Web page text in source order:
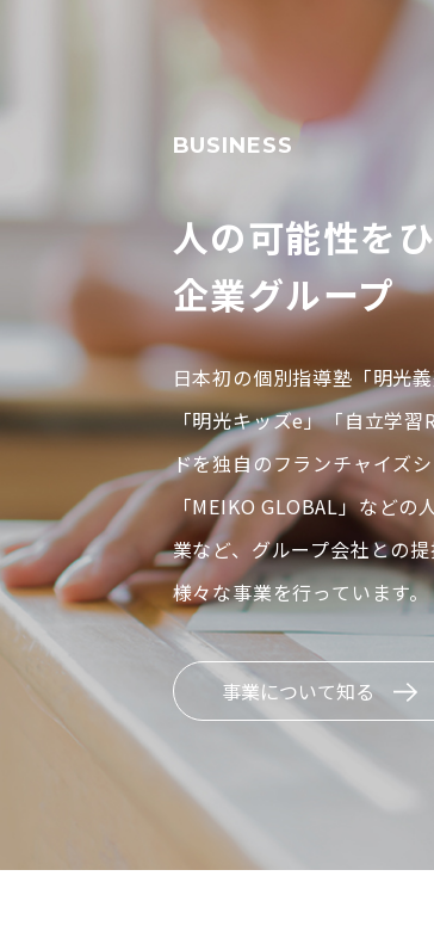
BUSINESS
人の可能性を
企業グループ
日本初の個別指導塾「明光
「明光キッズe」「自立学習
ドを独自のフランチャイズ
「MEIKO GLOBAL」など
業など、グループ会社との
様々な事業を行っています。
事業について知る